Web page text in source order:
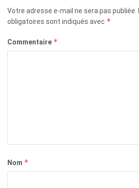
Votre adresse e-mail ne sera pas publiée.
obligatoires sont indiqués avec *
Commentaire *
Nom *